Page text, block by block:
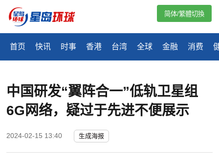
首页 快讯 时事 香港 台湾 全球 金融 消费
简体/繁體切換
中国研发“翼阵合一”低轨卫星组
6G网络，疑过于先进不便展示
2024-02-15 13:40 生成海报